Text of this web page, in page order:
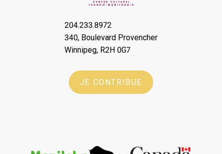
204.233.8972
340, Boulevard Provencher
Winnipeg, R2H 0G7
JE CONTRIBUE